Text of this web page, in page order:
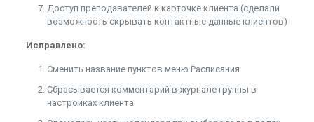
Доступ преподавателей к карточке клиента (сделали
возможность скрывать контактные данные клиентов)
Исправлено:
Сменить название пунктов меню Расписания
Сбрасывается комментарий в журнале группы в
настройках клиента